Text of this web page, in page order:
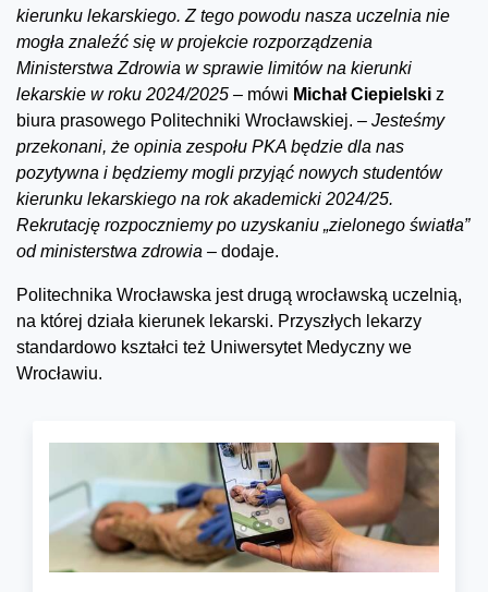
kierunku lekarskiego. Z tego powodu nasza uczelnia nie
mogła znaleźć się w projekcie rozporządzenia
Ministerstwa Zdrowia w sprawie limitów na kierunki
lekarskie w roku 2024/2025 – mówi Michał Ciepielski z
biura prasowego Politechniki Wrocławskiej. – Jesteśmy
przekonani, że opinia zespołu PKA będzie dla nas
pozytywna i będziemy mogli przyjąć nowych studentów
kierunku lekarskiego na rok akademicki 2024/25.
Rekrutację rozpoczniemy po uzyskaniu „zielonego światła”
od ministerstwa zdrowia – dodaje.
Politechnika Wrocławska jest drugą wrocławską uczelnią,
na której działa kierunek lekarski. Przyszłych lekarzy
standardowo kształci też Uniwersytet Medyczny we
Wrocławiu.